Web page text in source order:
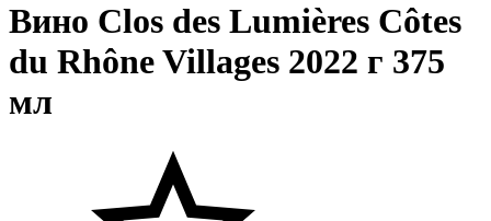
Вино Clos des Lumières Côtes
du Rhône Villages 2022 г 375
мл